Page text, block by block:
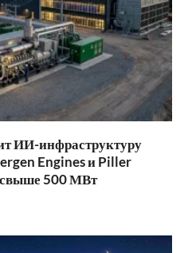
ИИ-инфраструктуру
Engines и Piller
500 МВт